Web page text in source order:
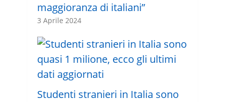
maggioranza di italiani”
3 Aprile 2024
Studenti stranieri in Italia sono